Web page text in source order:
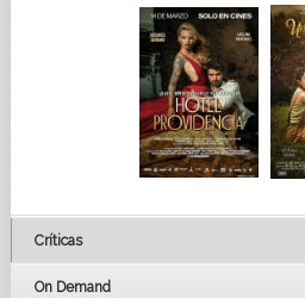
Críticas
On Demand